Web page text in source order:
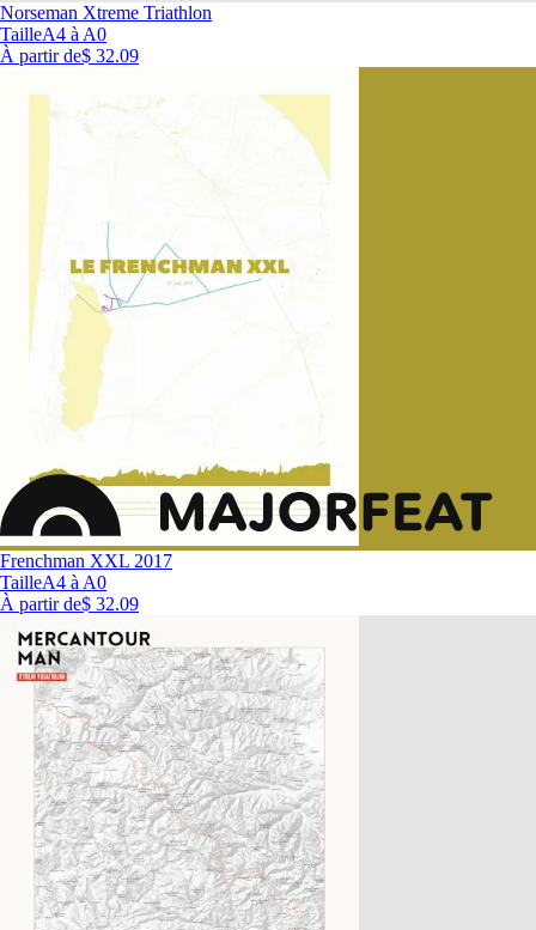
Norseman Xtreme Triathlon
TailleA4 à A0
À partir de$ 32.09
Frenchman XXL 2017
TailleA4 à A0
À partir de$ 32.09